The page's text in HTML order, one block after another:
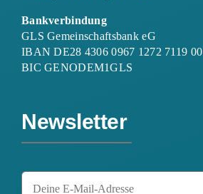
Bankverbindung
GLS Gemeinschaftsbank eG
IBAN DE28 4306 0967 1272 7119 00
BIC GENODEM1GLS
Newsletter